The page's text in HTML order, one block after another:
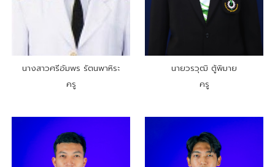
นางสาวศรีอัมพร รัตนพาหิระ
ครู
นายวรวุฒิ ตู้พิมาย
ครู